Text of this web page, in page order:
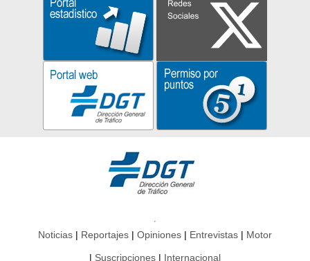
Noticias Reportajes Opiniones Entrevistas Motor
Suscripciones Internacional